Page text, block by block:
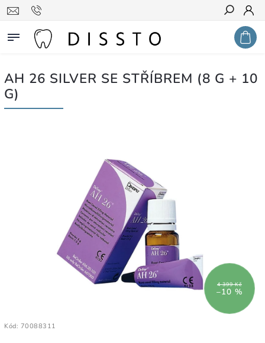
Hledat
AH 26 SILVER SE STŘÍBREM (8 G + 10
G)
4 399 Kč
–10 %
Kód: 70088311